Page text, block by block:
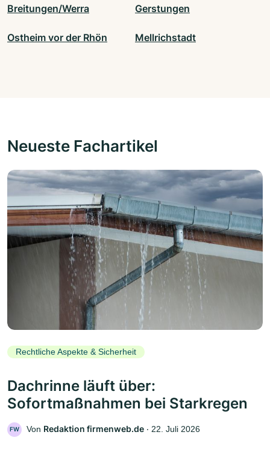
Breitungen/Werra Gerstungen
Ostheim vor der Rhön Mellrichstadt
Neueste Fachartikel
Rechtliche Aspekte & Sicherheit
Dachrinne läuft über:
Sofortmaßnahmen bei Starkregen
FW Von Redaktion firmenweb.de ‧ 22. Juli 2026